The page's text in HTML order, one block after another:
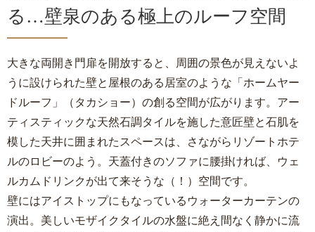
る…壁泉のある極上のルーフ空間
大きな両開き門扉を開放すると、周囲の景色が見えないよ
うに設けられた壁と屋根のある居室のような「ホームヤー
ドルーフ」（タカショー）の創る空間が広がります。アー
ティスティックな天然石調タイルを施した意匠壁と石肌を
模した天井に囲まれたスペースは、さながらリゾートホテ
ルのロビーのよう。天蓋付きのソファに腰掛ければ、ウェ
ルカムドリンクが出て来そうな（！）空間です。
壁にはアイストップにもなっているウォーターカーテンの
演出。美しいモザイクタイルの水盤に絶え間なく静かに流